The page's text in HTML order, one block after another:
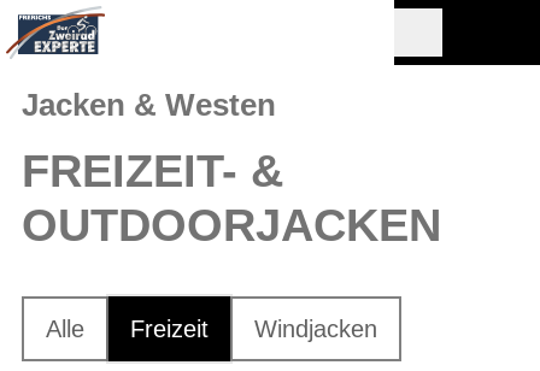
Jacken & Westen
FREIZEIT- &
OUTDOORJACKEN
Alle Freizeit Windjacken